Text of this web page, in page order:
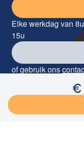
€
Elke werkdag van
15u
of gebruik ons
Industrieterrein